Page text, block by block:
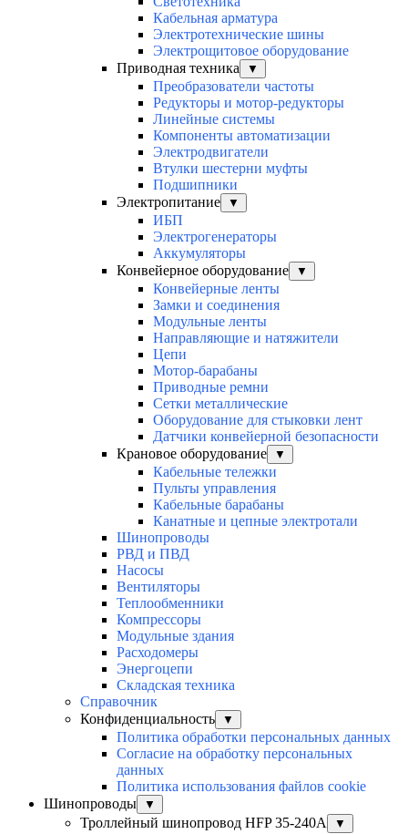
Кабельная арматура
Электротехнические шины
Электрощитовое оборудование
Приводная техника
▼
Преобразователи частоты
Редукторы и мотор-редукторы
Линейные системы
Компоненты автоматизации
Электродвигатели
Втулки шестерни муфты
Подшипники
Электропитание
▼
ИБП
Электрогенераторы
Аккумуляторы
Конвейерное оборудование
▼
Конвейерные ленты
Замки и соединения
Модульные ленты
Направляющие и натяжители
Цепи
Мотор-барабаны
Приводные ремни
Сетки металлические
Оборудование для стыковки лент
Датчики конвейерной безопасности
Крановое оборудование
▼
Кабельные тележки
Пульты управления
Кабельные барабаны
Канатные и цепные электротали
Шинопроводы
РВД и ПВД
Насосы
Вентиляторы
Теплообменники
Компрессоры
Модульные здания
Расходомеры
Энергоцепи
Складская техника
Справочник
Конфиденциальность
▼
Политика обработки персональных данных
Согласие на обработку персональных
данных
Политика использования файлов cookie
Шинопроводы
▼
Троллейный шинопровод HFP 35-240А ▼